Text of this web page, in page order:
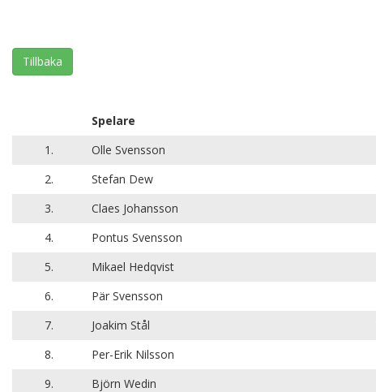
Tillbaka
Spelare
1.
Olle Svensson
2.
Stefan Dew
3.
Claes Johansson
4.
Pontus Svensson
5.
Mikael Hedqvist
6.
Pär Svensson
7.
Joakim Stål
8.
Per-Erik Nilsson
9.
Björn Wedin